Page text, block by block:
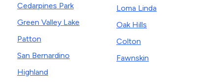
Cedarpines Park
Green Valley Lake
Patton
San Bernardino
Highland
Loma Linda
Oak Hills
Colton
Fawnskin